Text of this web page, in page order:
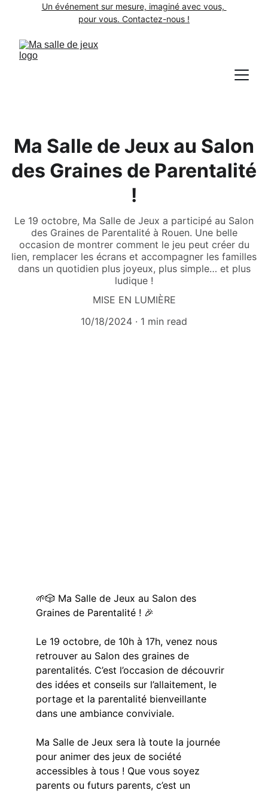
Un événement sur mesure, imaginé avec vous,
pour vous. Contactez-nous !
Ma Salle de Jeux au Salon
des Graines de Parentalité
!
Le 19 octobre, Ma Salle de Jeux a participé au Salon
des Graines de Parentalité à Rouen. Une belle
occasion de montrer comment le jeu peut créer du
lien, remplacer les écrans et accompagner les familles
dans un quotidien plus joyeux, plus simple… et plus
ludique !
MISE EN LUMIÈRE
10/18/2024
1 min read
🌱🎲 Ma Salle de Jeux au Salon des
Graines de Parentalité ! 🎉
Le 19 octobre, de 10h à 17h, venez nous
retrouver au Salon des graines de
parentalités. C’est l’occasion de découvrir
des idées et conseils sur l’allaitement, le
portage et la parentalité bienveillante
dans une ambiance conviviale.
Ma Salle de Jeux sera là toute la journée
pour animer des jeux de société
accessibles à tous ! Que vous soyez
parents ou futurs parents, c’est un